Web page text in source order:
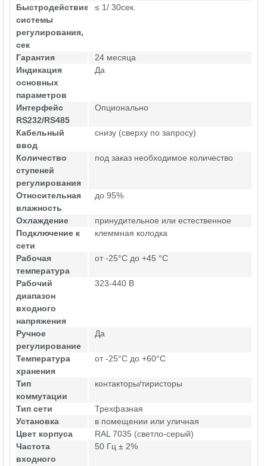
Быстродействие
системы
регулирования,
сек
≤ 1/ 30сек.
Гарантия
24 месяца
Индикация
основных
параметров
Да
Интерфейс
RS232/RS485
Опционально
Кабельный
ввод
снизу (сверху по запросу)
Количество
ступеней
регулирования
под заказ необходимое количество
Относительная
влажность
до 95%
Охлаждение
принудительное или естественное
Подключение к
сети
клеммная колодка
Рабочая
температура
от -25°C до +45 °C
Рабочий
диапазон
входного
напряжения
323-440 В
Ручное
регулирование
Да
Температура
хранения
от -25°C до +60°C
Тип
коммутации
контакторы/тиристоры
Тип сети
Трехфазная
Установка
в помещении или уличная
Цвет корпуса
RAL 7035 (светло-серый)
Частота
входного
50 Гц ± 2%